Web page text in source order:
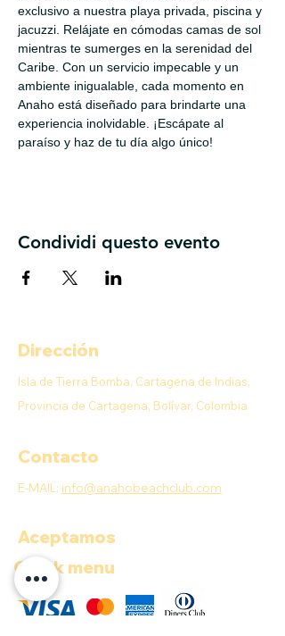
exclusivo a nuestra playa privada, piscina y
jacuzzi. Relájate en cómodas camas de sol
mientras te sumerges en la serenidad del
Caribe. Con un servicio impecable y un
ambiente inigualable, cada momento en
Anaho está diseñado para brindarte una
experiencia inolvidable. ¡Escápate al
paraíso y haz de tu día algo único!
Condividi questo evento
Dirección
Isla de Tierra Bomba, Cartagena de Indias,
Provincia de Cartagena, Bolívar, Colombia
Contacto
E-MAIL: info@anahobeachclub.com
Aceptamos
Quick menu